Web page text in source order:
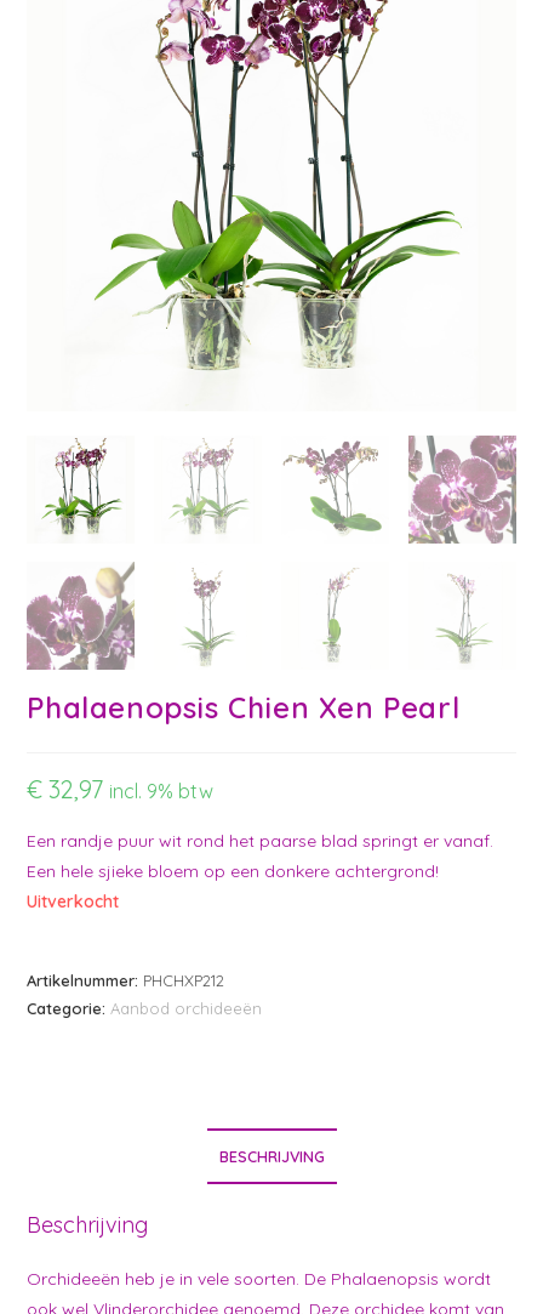
Phalaenopsis Chien Xen Pearl
€ 32,97 incl. 9% btw
Een randje puur wit rond het paarse blad springt er vanaf.
Een hele sjieke bloem op een donkere achtergrond!
Uitverkocht
Artikelnummer: PHCHXP212
Categorie: Aanbod orchideeën
BESCHRIJVING
Beschrijving
Orchideeën heb je in vele soorten. De Phalaenopsis wordt
ook wel Vlinderorchidee genoemd. Deze orchidee komt van